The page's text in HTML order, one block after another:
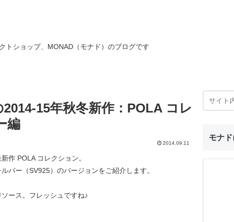
トショップ、MONAD（モナド）のブログです
15年秋冬新作：POLA コレ
編
2014.09.11
作 POLA コレクション。
バー（SV925）のバージョンをご紹介します。
ース。フレッシュですね♪
モナ